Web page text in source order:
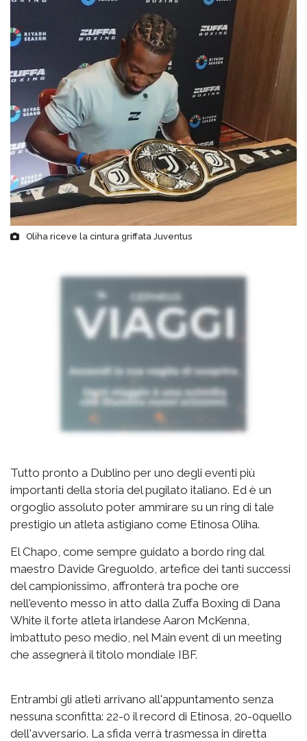
Oliha riceve la cintura griffata Juventus
Tutto pronto a Dublino per uno degli eventi più
importanti della storia del pugilato italiano. Ed è un
orgoglio assoluto poter ammirare su un ring di tale
prestigio un atleta astigiano come Etinosa Oliha.
El Chapo, come sempre guidato a bordo ring dal
maestro Davide Greguoldo, artefice dei tanti successi
del campionissimo, affronterà tra poche ore
nell'evento messo in atto dalla Zuffa Boxing di Dana
White il forte atleta irlandese Aaron McKenna,
imbattuto peso medio, nel Main event di un meeting
che assegnerà il titolo mondiale IBF.
Entrambi gli atleti arrivano all'appuntamento senza
nessuna sconfitta: 22-0 il record di Etinosa, 20-0quello
dell'avversario. La sfida verrà trasmessa in diretta